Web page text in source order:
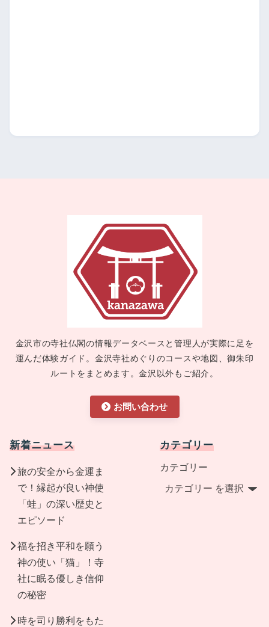
金沢市の寺社仏閣の情報データベースと管理人が実際に足を
運んだ体験ガイド。金沢寺社めぐりのコースや地図、御朱印
ルートをまとめます。金沢以外もご紹介。
お問い合わせ
新着ニュース
旅の安全から金運ま
で！縁起が良い神使
「蛙」の深い歴史と
エピソード
福を招き平和を願う
神の使い「猫」！寺
社に眠る優しき信仰
の秘密
時を司り勝利をもた
カテゴリー
カテゴリー